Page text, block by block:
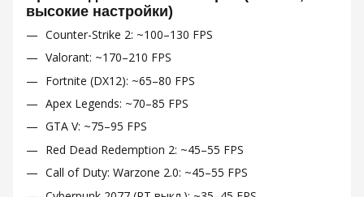
высокие настройки)
Counter-Strike 2: ~100–130 FPS
Valorant: ~170–210 FPS
Fortnite (DX12): ~65–80 FPS
Apex Legends: ~70–85 FPS
GTA V: ~75–95 FPS
Red Dead Redemption 2: ~45–55 FPS
Call of Duty: Warzone 2.0: ~45–55 FPS